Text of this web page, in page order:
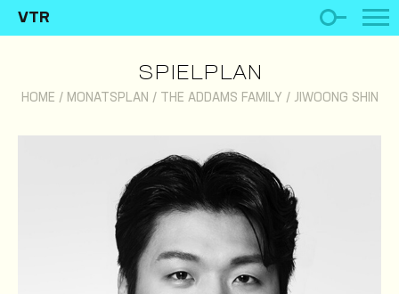
VTR
SPIELPLAN
HOME / MONATSPLAN / THE ADDAMS FAMILY / JIWOONG SHIN